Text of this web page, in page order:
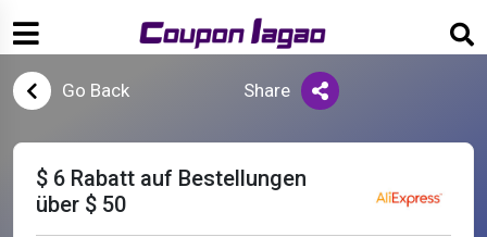
Go Back Share
$ 6 Rabatt auf Bestellungen
über $ 50